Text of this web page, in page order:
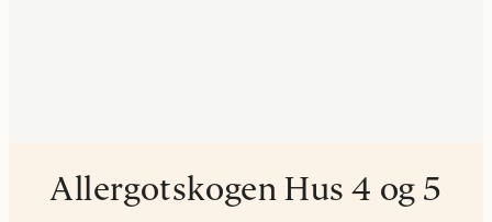
Allergotskogen Hus 4 og 5